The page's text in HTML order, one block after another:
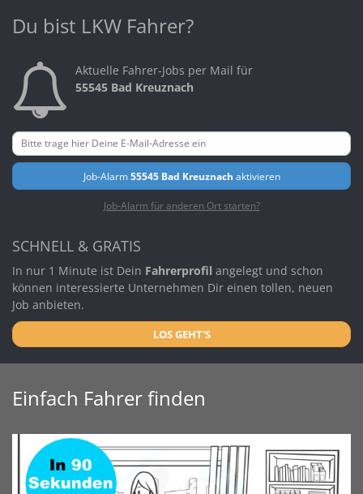
Du bist LKW Fahrer?
Aktuelle Fahrer-Jobs per Mail für
55545 Bad Kreuznach
Job-Alarm55545 Bad Kreuznach aktivieren
Job-Alarm für anderen Ort starten?
SCHNELL & GRATIS
In nur 1 Minute ist Dein Fahrerprofil angelegt und schon
können interessierte Unternehmen Dir einen tollen, neuen
Job anbieten.
LOS GEHT'S
Einfach Fahrer finden